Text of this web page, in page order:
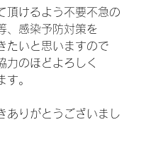
頂けるよう不要不急の
、感染予防対策を
たいと思いますので
力のほどよろしく
す。
ありがとうございまし